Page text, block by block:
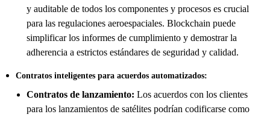
y auditable de todos los componentes y procesos es crucial
para las regulaciones aeroespaciales. Blockchain puede
simplificar los informes de cumplimiento y demostrar la
adherencia a estrictos estándares de seguridad y calidad.
Contratos inteligentes para acuerdos automatizados:
Contratos de lanzamiento: Los acuerdos con los clientes
para los lanzamientos de satélites podrían codificarse como